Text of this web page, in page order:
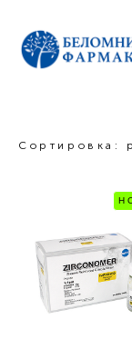
Сортировка: